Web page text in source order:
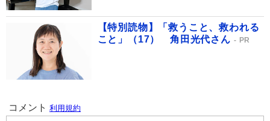
【特別読物】「救うこと、救われる
こと」（17） 角田光代さん
PR